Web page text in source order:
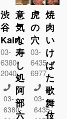
渋
谷
Kairi
03-
6380-
2040
03-
6380-
意
気
な
寿
し
処
阿
部
六
虎
の
穴
03-
6435-
6977
03-
6435-
焼
肉
い
け
ば
た
歌
舞
伎